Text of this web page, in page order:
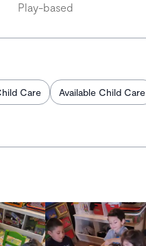
Play-based
Care Available Child Care